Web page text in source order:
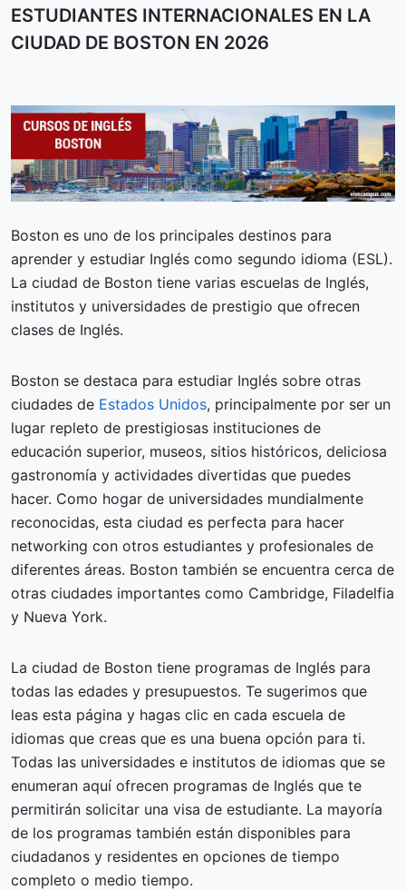
ESTUDIANTES INTERNACIONALES EN LA
CIUDAD DE BOSTON EN 2026
Boston es uno de los principales destinos para
aprender y estudiar Inglés como segundo idioma (ESL).
La ciudad de Boston tiene varias escuelas de Inglés,
institutos y universidades de prestigio que ofrecen
clases de Inglés.
Boston se destaca para estudiar Inglés sobre otras
ciudades de Estados Unidos, principalmente por ser un
lugar repleto de prestigiosas instituciones de
educación superior, museos, sitios históricos, deliciosa
gastronomía y actividades divertidas que puedes
hacer. Como hogar de universidades mundialmente
reconocidas, esta ciudad es perfecta para hacer
networking con otros estudiantes y profesionales de
diferentes áreas. Boston también se encuentra cerca de
otras ciudades importantes como Cambridge, Filadelfia
y Nueva York.
La ciudad de Boston tiene programas de Inglés para
todas las edades y presupuestos. Te sugerimos que
leas esta página y hagas clic en cada escuela de
idiomas que creas que es una buena opción para ti.
Todas las universidades e institutos de idiomas que se
enumeran aquí ofrecen programas de Inglés que te
permitirán solicitar una visa de estudiante. La mayoría
de los programas también están disponibles para
ciudadanos y residentes en opciones de tiempo
completo o medio tiempo.